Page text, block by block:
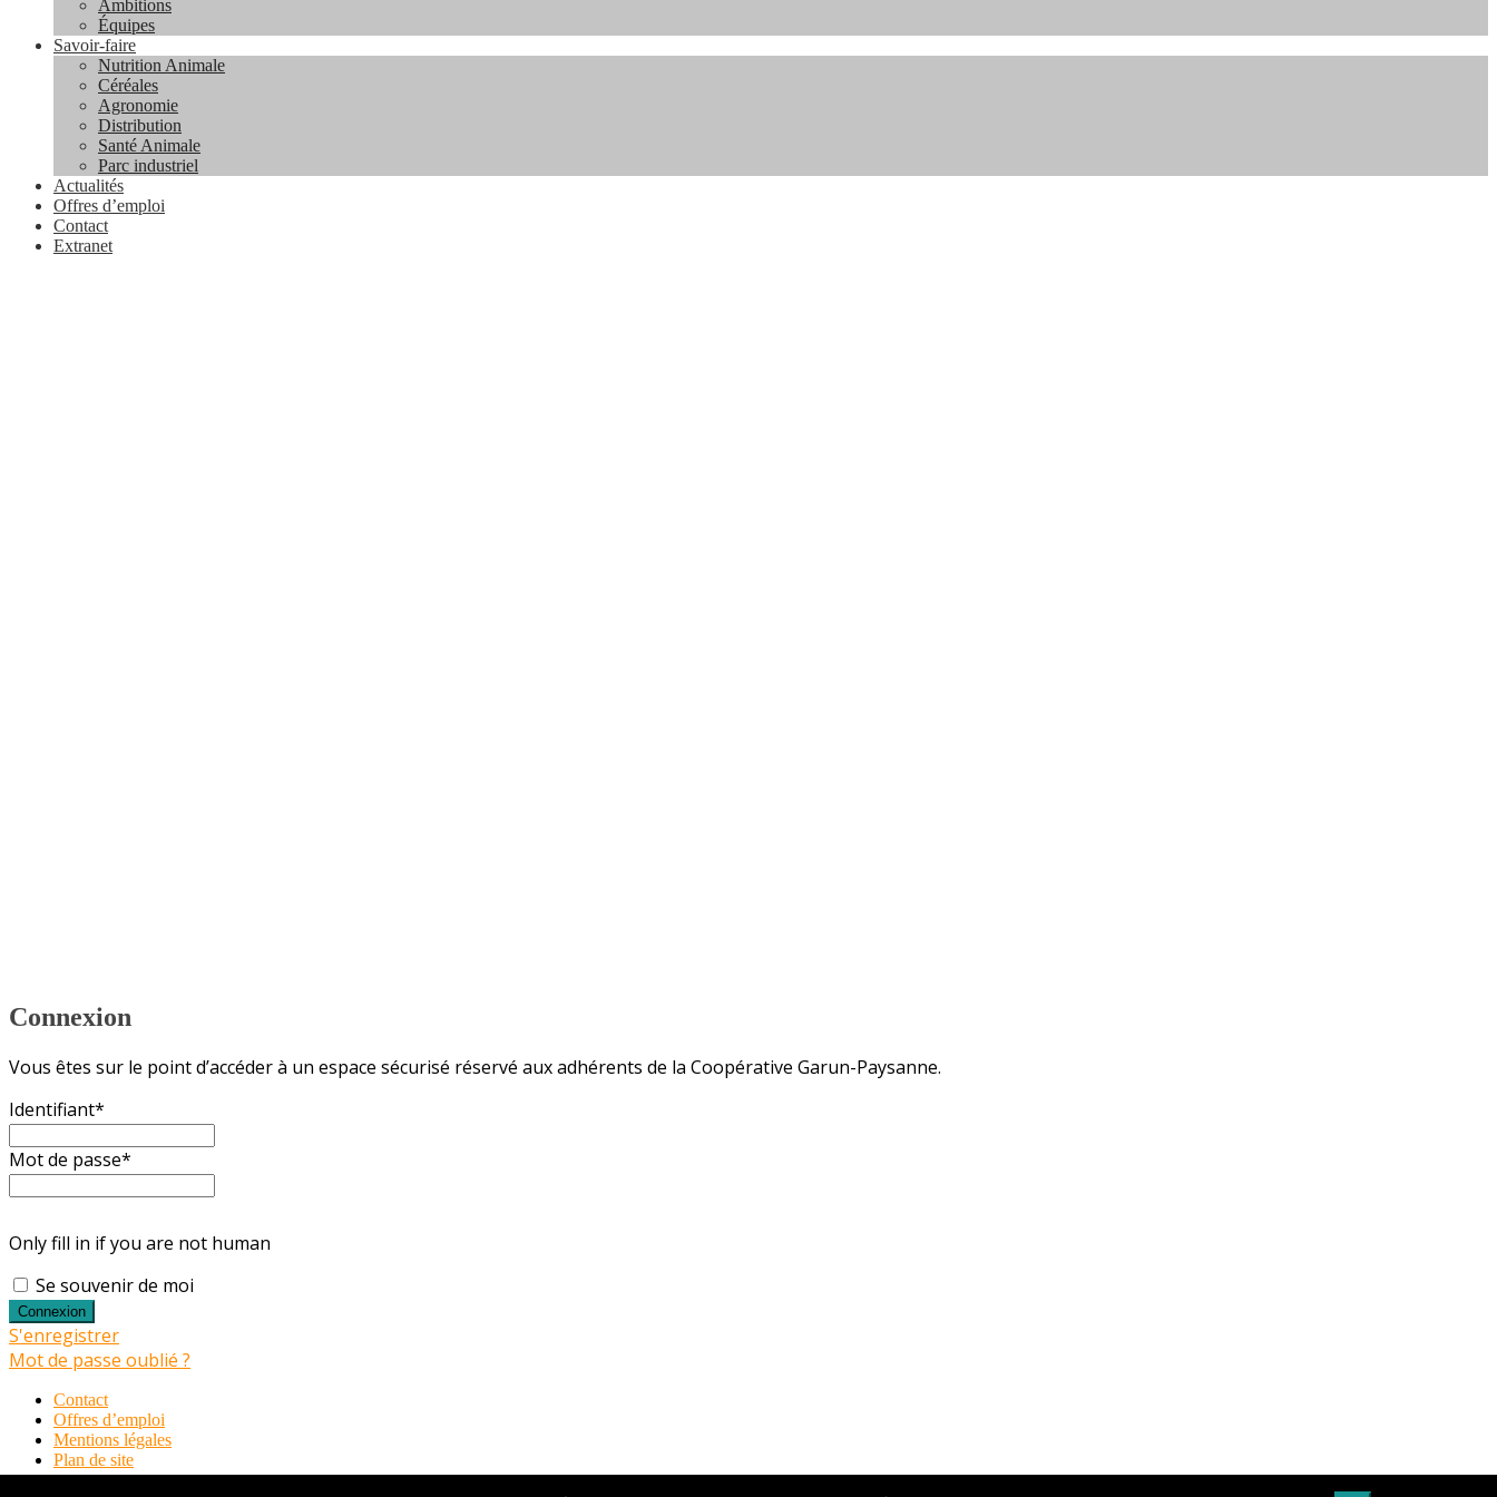
Ambitions
Équipes
Savoir-faire
Nutrition Animale
Céréales
Agronomie
Distribution
Santé Animale
Parc industriel
Actualités
Offres d’emploi
Contact
Extranet
Connexion
Vous êtes sur le point d’accéder à un espace sécurisé réservé aux adhérents de la Coopérative Garun-Paysanne.
Identifiant*
Mot de passe*
Only fill in if you are not human
Se souvenir de moi
S'enregistrer
Mot de passe oublié ?
Contact
Offres d’emploi
Mentions légales
Plan de site